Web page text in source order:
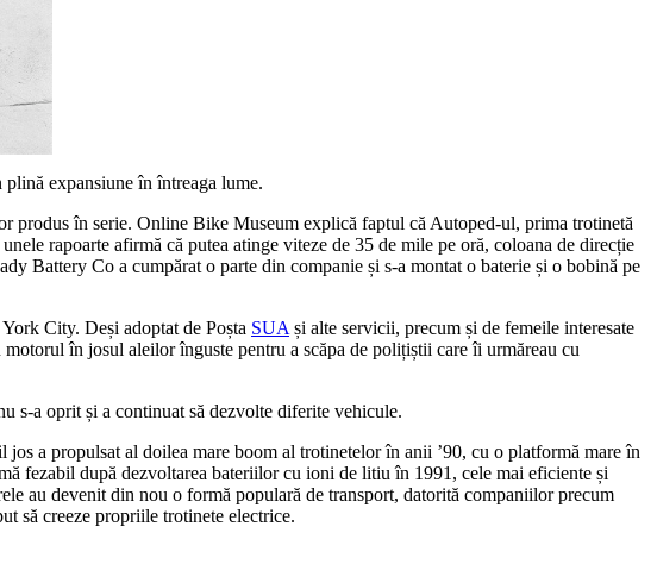
expansiune în întreaga lume.
produs în serie. Online Bike Museum explică faptul că Autoped-ul, prima trotinetă
rapoarte afirmă că putea atinge viteze de 35 de mile pe oră, coloana de direcție
Battery Co a cumpărat o parte din companie și s-a montat o baterie și o bobină pe
City. Deși adoptat de Poșta SUA și alte servicii, precum și de femeile interesate
în josul aleilor înguste pentru a scăpa de polițiștii care îi urmăreau cu
s-a oprit și a continuat să dezvolte diferite vehicule.
a propulsat al doilea mare boom al trotinetelor în anii ’90, cu o platformă mare în
fezabil după dezvoltarea bateriilor cu ioni de litiu în 1991, cele mai eficiente și
au devenit din nou o formă populară de transport, datorită companiilor precum
să creeze propriile trotinete electrice.